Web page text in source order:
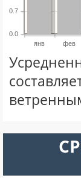
янв фев
0.0
0.7